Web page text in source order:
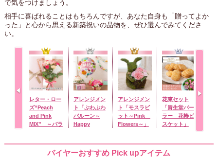
で気をつけましょう。
相手に喜ばれることはもちろんですが、あなた自身も「贈ってよか
った」と心から思える新築祝いの品物を、ぜひ選んでみてくださ
い。
レター・ロー
ズ“Peach
and Pink
MIX” ～バラ
アレンジメン
ト「ぷわぷわ
バルーン～
Happy
アレンジメン
ト「モスラビ
ット～Pink
Flowers～」
花束セット
「資生堂パー
ラー 花椿ビ
スケット」
バイヤーおすすめ Pick upアイテム